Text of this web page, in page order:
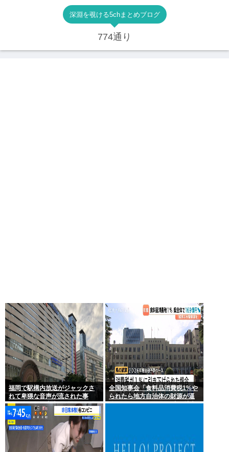
深淵を覗ける5chまとめブログ
774通り
福岡で駅構内放送がジャックさ
れて卑猥な音声が流された事
件、やはり元音声は動ありの動
画だった
全国知事会「食料品消費税1%や
られたら地方自治体の財源が逼
迫してしまう 」…この流れ地方